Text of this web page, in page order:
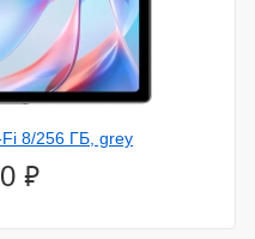
тестирование
Starlink
Fi 8/256 ГБ, grey
⃏